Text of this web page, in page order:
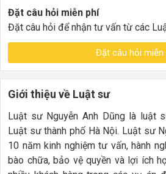
Đặt câu hỏi miễn phí
Đặt câu hỏi để nhận tư vấn từ các
Đặt câu hỏi miễn
Giới thiệu về Luật sư
Luật sư Nguyễn Anh Dũng là luật
Luật sư thành phố Hà Nội. Luật sư
10 năm kinh nghiệm tư vấn, hành
bào chữa, bảo vệ quyền và lợi ích